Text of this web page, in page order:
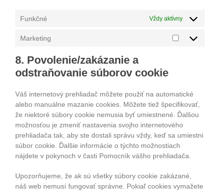
Funkčné Vždy aktívny
Marketing Marketing
8. Povolenie/zakázanie a
odstraňovanie súborov cookie
Váš internetový prehliadač môžete použiť na automatické
alebo manuálne mazanie cookies. Môžete tiež špecifikovať,
že niektoré súbory cookie nemusia byť umiestnené. Ďalšou
možnosťou je zmeniť nastavenia svojho internetového
prehliadača tak, aby ste dostali správu vždy, keď sa umiestni
súbor cookie. Ďalšie informácie o týchto možnostiach
nájdete v pokynoch v časti Pomocník vášho prehliadača.
Upozorňujeme, že ak sú všetky súbory cookie zakázané,
náš web nemusí fungovať správne. Pokiaľ cookies vymažete